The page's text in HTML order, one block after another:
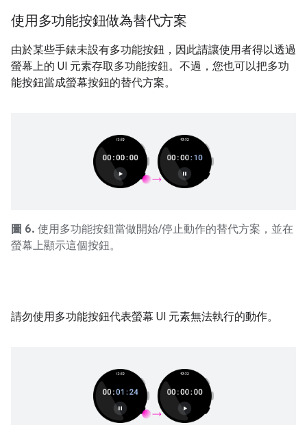
使用多功能按鈕做為替代方案
由於某些手錶未設有多功能按鈕，因此請讓使用者得以透過
螢幕上的 UI 元素存取多功能按鈕。不過，您也可以把多功
能按鈕當成螢幕按鈕的替代方案。
圖 6. 使用多功能按鈕當做開始/停止動作的替代方案，並在
螢幕上顯示這個按鈕。
請勿使用多功能按鈕代表螢幕 UI 元素無法執行的動作。